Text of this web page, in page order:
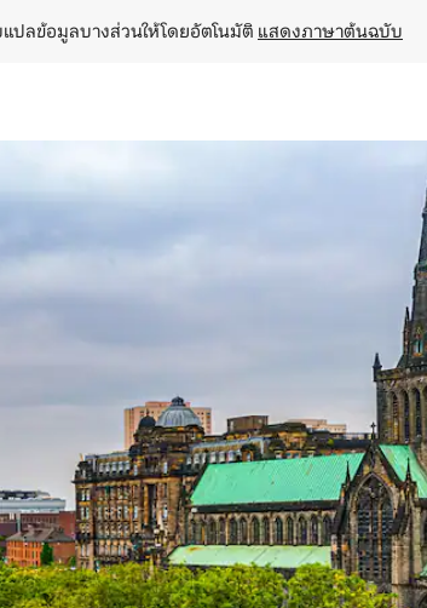
ปลข้อมูลบางส่วนให้โดยอัตโนมัติ แสดงภาษาต้นฉบับ